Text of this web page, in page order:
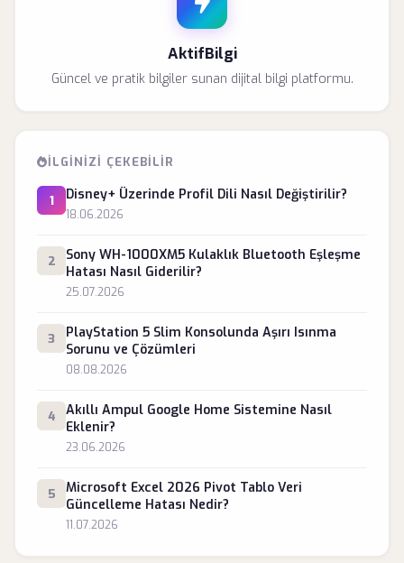
AktifBilgi
Güncel ve pratik bilgiler sunan dijital bilgi platformu.
İLGINIZI ÇEKEBILIR
1 Disney+ Üzerinde Profil Dili Nasıl Değiştirilir?
18.06.2026
2
Sony WH-1000XM5 Kulaklık Bluetooth Eşleşme
Hatası Nasıl Giderilir?
25.07.2026
3
PlayStation 5 Slim Konsolunda Aşırı Isınma
Sorunu ve Çözümleri
08.08.2026
4
Akıllı Ampul Google Home Sistemine Nasıl
Eklenir?
23.06.2026
5
Microsoft Excel 2026 Pivot Tablo Veri
Güncelleme Hatası Nedir?
11.07.2026